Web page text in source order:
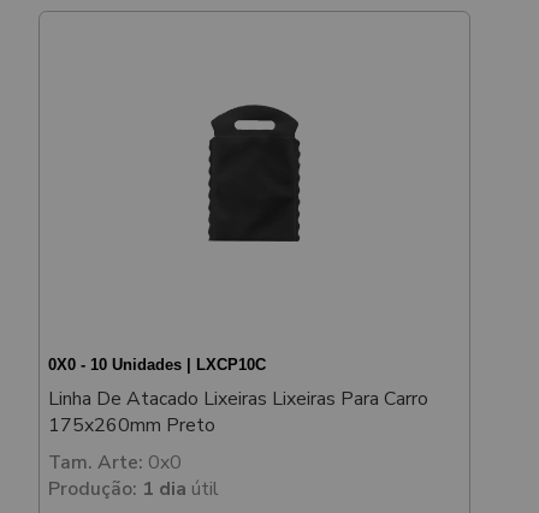
0X0 - 10 Unidades | LXCP10C
Linha De Atacado Lixeiras Lixeiras Para Carro
175x260mm Preto
Tam. Arte: 0x0
Produção: 1 dia útil